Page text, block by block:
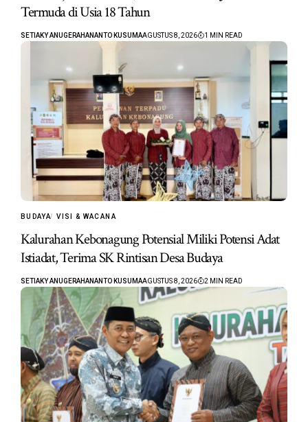
Termuda di Usia 18 Tahun
SETIAKY ANUGERAHANANTO KUSUMAAGUSTUS 8, 2026 1 MIN READ
BUDAYA VISI & WACANA
Kalurahan Kebonagung Potensial Miliki Potensi Adat
Istiadat, Terima SK Rintisan Desa Budaya
SETIAKY ANUGERAHANANTO KUSUMAAGUSTUS 8, 2026 2 MIN READ